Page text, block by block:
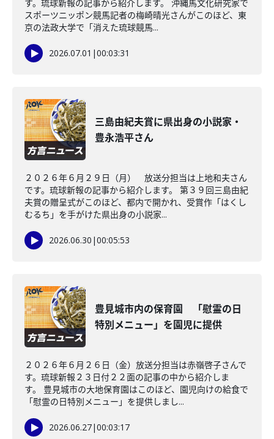
す。琉球新報の記事から紹介します。 沖縄馬文化研究家で
スポーツニッポン競馬記者の梅崎晴光さんがこのほど、東
京の法政大学で「消えた琉球競馬...
2026.07.01 |00:03:31
三島由紀夫賞に県出身の小説家・
豊永浩平さん
２０２６年６月２９日（月） 放送分担当は上地和夫さん
です。琉球新報の記事から紹介します。 第３９回三島由紀
夫賞の贈呈式がこのほど、都内で開かれ、受賞作「はくし
むるち」を手がけた県出身の小説家...
2026.06.30 |00:05:53
豊見城市内の保育園 「慰霊の日
特別メニュー」を園児に提供
２０２６年６月２６日（金）放送分担当は赤嶺啓子さんで
す。琉球新報２３日付２２面の記事の中から紹介しま
す。 豊見城市の大地保育園はこのほど、園児向けの給食で
「慰霊の日特別メニュー」を提供しまし...
2026.06.27|00:03:17